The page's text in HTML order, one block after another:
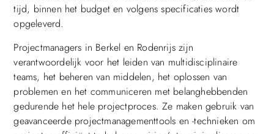
tijd, binnen het budget en volgens specificaties wordt
opgeleverd.
Projectmanagers in Berkel en Rodenrijs zijn
verantwoordelijk voor het leiden van multidisciplinaire
teams, het beheren van middelen, het oplossen van
problemen en het communiceren met belanghebbenden
gedurende het hele projectproces. Ze maken gebruik van
geavanceerde projectmanagementtools en -technieken om